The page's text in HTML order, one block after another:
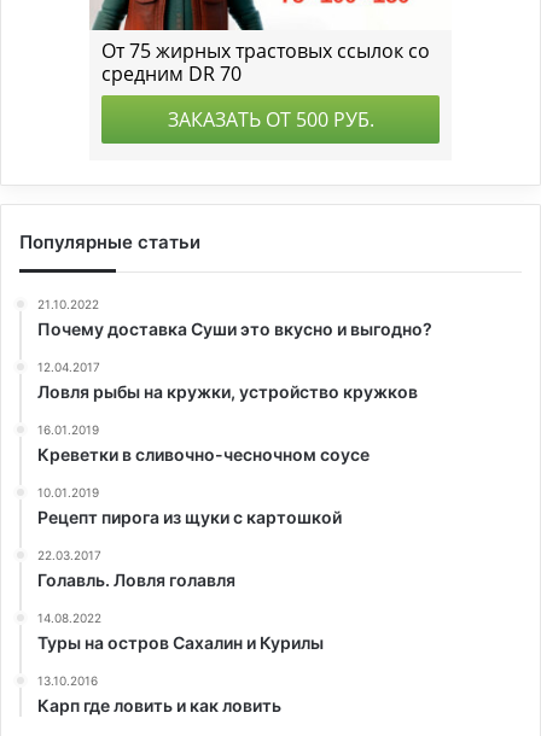
Популярные статьи
21.10.2022
Почему доставка Суши это вкусно и выгодно?
12.04.2017
Ловля рыбы на кружки, устройство кружков
16.01.2019
Креветки в сливочно-чесночном соусе
10.01.2019
Рецепт пирога из щуки с картошкой
22.03.2017
Голавль. Ловля голавля
14.08.2022
Туры на остров Сахалин и Курилы
13.10.2016
Карп где ловить и как ловить